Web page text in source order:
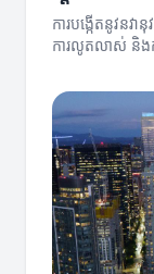
ការបង្កើតនូវនវ
ការលូតលាស់ និងក